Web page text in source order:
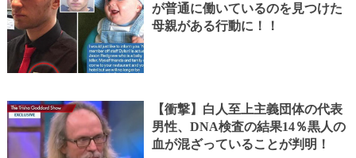
が普通に働いているのを見つけた
母親がある行動に！！
【衝撃】白人至上主義団体の代表
男性、DNA検査の結果14％黒人の
血が混ざっていることが判明！